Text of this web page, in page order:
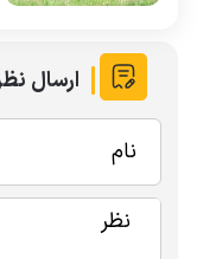
ارسال